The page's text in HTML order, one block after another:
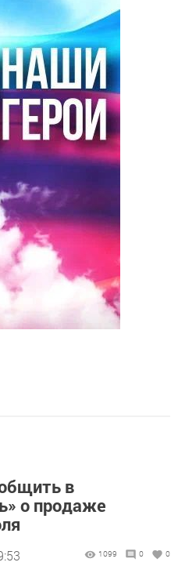
в
о продаже
1099 0 0